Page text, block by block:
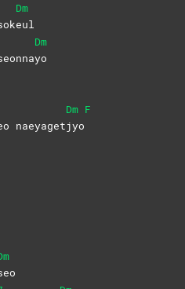
Dm
eul
Dm
yo
naeyaget
Dm
jyo
F